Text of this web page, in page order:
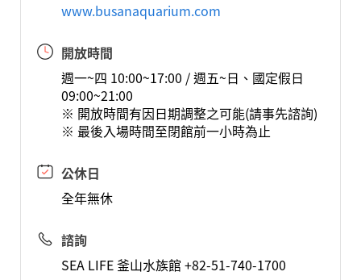
www.busanaquarium.com
開放時間
週一~四 10:00~17:00 / 週五~日、國定假日
09:00~21:00
※ 開放時間有因日期調整之可能(請事先諮詢)
※ 最後入場時間至閉館前一小時為止
公休日
全年無休
諮詢
SEA LIFE 釜山水族館 +82-51-740-1700